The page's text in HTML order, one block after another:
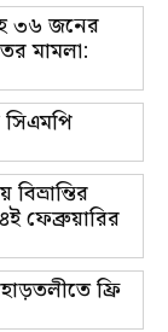
৩৬ জনের
মামলা:
সিএমপি
ফেব্রুয়ারির
ফ্রি